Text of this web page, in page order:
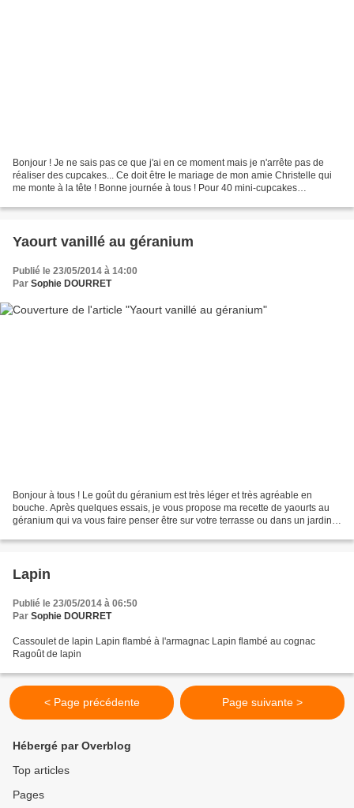
Bonjour ! Je ne sais pas ce que j'ai en ce moment mais je n'arrête pas de
réaliser des cupcakes... Ce doit être le mariage de mon amie Christelle qui
me monte à la tête ! Bonne journée à tous ! Pour 40 mini-cupcakes
Yaourt vanillé au géranium
Publié le 23/05/2014 à 14:00
Par Sophie DOURRET
Bonjour à tous ! Le goût du géranium est très léger et très agréable en
bouche. Après quelques essais, je vous propose ma recette de yaourts au
géranium qui va vous faire penser être sur votre terrasse ou dans un jardin
Lapin
Publié le 23/05/2014 à 06:50
Par Sophie DOURRET
Cassoulet de lapin Lapin flambé à l'armagnac Lapin flambé au cognac
Ragoût de lapin
< Page précédente Page suivante >
Hébergé par Overblog
Top articles
Pages